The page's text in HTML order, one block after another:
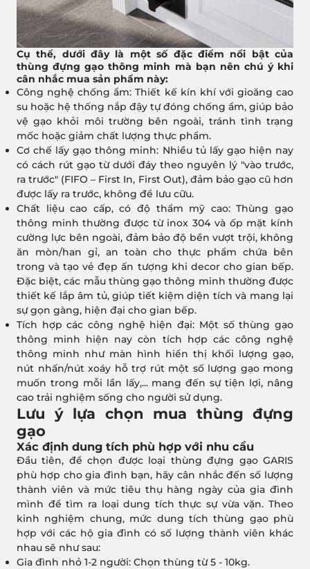
Cụ thể, dưới đây là một số đặc điểm nổi bật của
thùng đựng gạo thông minh mà bạn nên chú ý khi
cân nhắc mua sản phẩm này:
Công nghệ chống ẩm: Thiết kế kín khí với gioăng cao
su hoặc hệ thống nắp đậy tự đóng chống ẩm, giúp bảo
vệ gạo khỏi môi trường bên ngoài, tránh tình trạng
mốc hoặc giảm chất lượng thực phẩm.
Cơ chế lấy gạo thông minh: Nhiều tủ lấy gạo hiện nay
có cách rút gạo từ dưới đáy theo nguyên lý "vào trước,
ra trước" (FIFO – First In, First Out), đảm bảo gạo cũ hơn
được lấy ra trước, không để lưu cữu.
Chất liệu cao cấp, có độ thẩm mỹ cao: Thùng gạo
thông minh thường được từ inox 304 và ốp mặt kính
cường lực bên ngoài, đảm bảo độ bền vượt trội, không
ăn mòn/han gỉ, an toàn cho thực phẩm chứa bên
trong và tạo vẻ đẹp ấn tượng khi decor cho gian bếp.
Đặc biệt, các mẫu thùng gạo thông minh thường được
thiết kế lắp âm tủ, giúp tiết kiệm diện tích và mang lại
sự gọn gàng, hiện đại cho gian bếp.
Tích hợp các công nghệ hiện đại: Một số thùng gạo
thông minh hiện nay còn tích hợp các công nghệ
thông minh như màn hình hiển thị khối lượng gạo,
nút nhấn/nút xoáy hỗ trợ rút một số lượng gạo mong
muốn trong mỗi lần lấy,... mang đến sự tiện lợi, nâng
cao trải nghiệm sống cho người sử dụng.
Lưu ý lựa chọn mua thùng đựng
gạo
Xác định dung tích phù hợp với nhu cầu
Đầu tiên, để chọn được loại thùng đựng gạo GARIS
phù hợp cho gia đình bạn, hãy cân nhắc đến số lượng
thành viên và mức tiêu thụ hàng ngày của gia đình
mình để tìm ra loại dung tích thực sự vừa vặn. Theo
kinh nghiệm chung, mức dung tích thùng gạo phù
hợp với các hộ gia đình có số lượng thành viên khác
nhau sẽ như sau:
Gia đình nhỏ 1-2 người: Chọn thùng từ 5 - 10kg.